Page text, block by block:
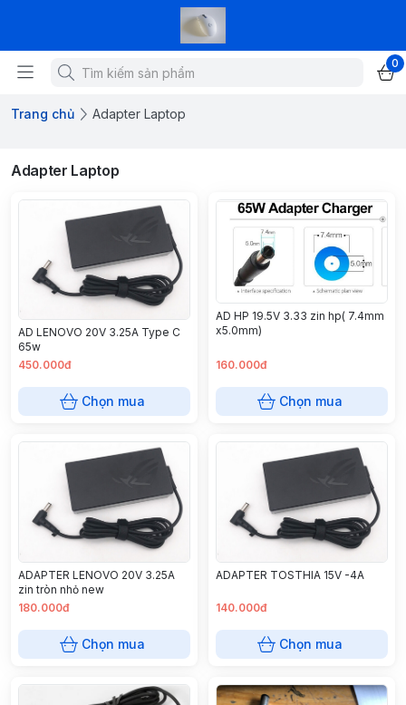
0
Trang chủ Adapter Laptop
Adapter Laptop
AD LENOVO 20V 3.25A Type C
65w
450.000đ
Chọn mua
AD HP 19.5V 3.33 zin hp( 7.4mm
x5.0mm)
160.000đ
Chọn mua
ADAPTER LENOVO 20V 3.25A
zin tròn nhỏ new
180.000đ
Chọn mua
ADAPTER TOSTHIA 15V -4A
140.000đ
Chọn mua